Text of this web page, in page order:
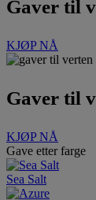
Gaver til
KJØP NÅ
Gaver til
KJØP NÅ
Gave etter farge
Sea Salt